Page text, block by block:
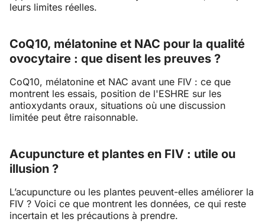
leurs limites réelles.
CoQ10, mélatonine et NAC pour la qualité
ovocytaire : que disent les preuves ?
CoQ10, mélatonine et NAC avant une FIV : ce que
montrent les essais, position de l'ESHRE sur les
antioxydants oraux, situations où une discussion
limitée peut être raisonnable.
Acupuncture et plantes en FIV : utile ou
illusion ?
L’acupuncture ou les plantes peuvent-elles améliorer la
FIV ? Voici ce que montrent les données, ce qui reste
incertain et les précautions à prendre.